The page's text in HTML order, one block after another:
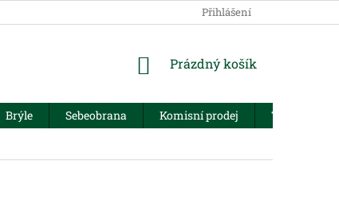
Přihlášení
NÁKUPNÍ
Prázdný košík
Brýle Sebeobrana Komisní prodej
Trezory